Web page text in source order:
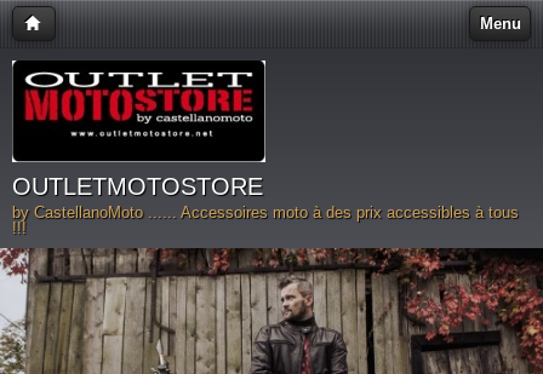
Menu
OUTLETMOTOSTORE
by CastellanoMoto ...... Accessoires moto à des prix accessibles à tous
!!!